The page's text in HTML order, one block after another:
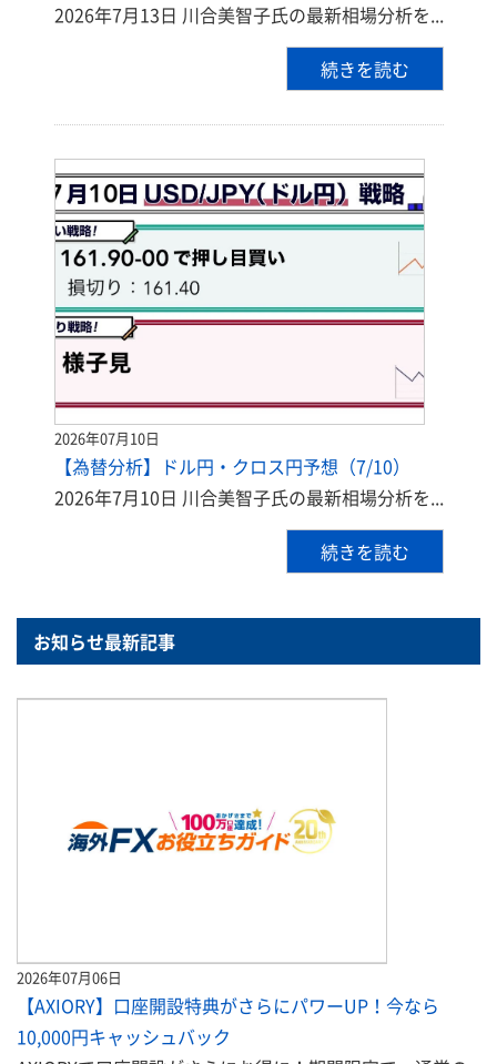
2026年7月13日 川合美智子氏の最新相場分析を...
続きを読む
2026年07月10日
【為替分析】ドル円・クロス円予想（7/10）
2026年7月10日 川合美智子氏の最新相場分析を...
続きを読む
お知らせ最新記事
2026年07月06日
【AXIORY】口座開設特典がさらにパワーUP！今なら
10,000円キャッシュバック